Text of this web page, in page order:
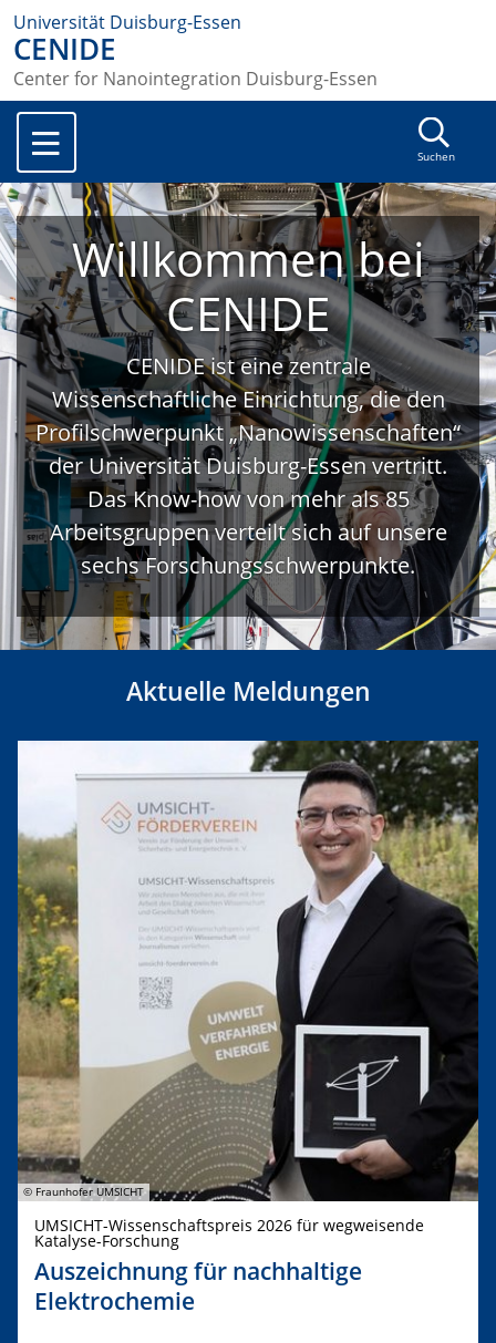
Universität Duisburg-Essen
CENIDE
Center for Nanointegration Duisburg-Essen
Suchen
Willkommen bei
CENIDE
CENIDE ist eine zentrale
Wissenschaftliche Einrichtung, die den
Profilschwerpunkt „Nanowissenschaften“
der Universität Duisburg-Essen vertritt.
Das Know-how von mehr als 85
Arbeitsgruppen verteilt sich auf unsere
sechs Forschungsschwerpunkte.
Aktuelle Meldungen
© Fraunhofer UMSICHT
UMSICHT-Wissenschaftspreis 2026 für wegweisende
Katalyse-Forschung
Auszeichnung für nachhaltige
Elektrochemie